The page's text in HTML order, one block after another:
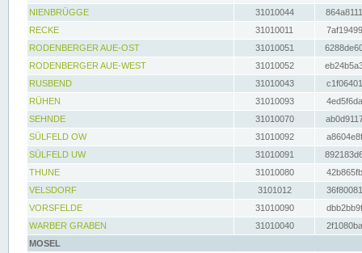
NIENBRÜGGE
31010044
RECKE
31010011
RODENBERGER AUE-OST
31010051
RODENBERGER AUE-WEST
31010052
RUSBEND
31010043
RÜHEN
31010093
SEHNDE
31010070
SÜLFELD OW
31010092
SÜLFELD UW
31010091
THUNE
31010080
VELSDORF
3101012
VORSFELDE
31010090
WARBER GRABEN
31010040
MOSEL